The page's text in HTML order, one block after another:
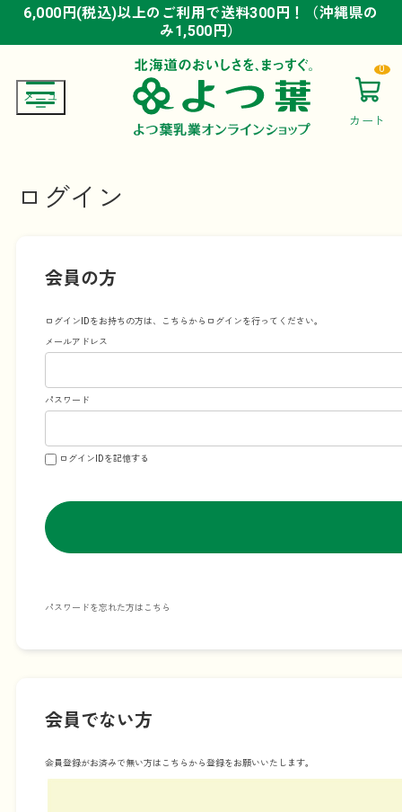
6,000円(税込)以上のご利用で送料300円！（沖縄県の
み1,500円）
6,000円(税込)以上のご利用で送料300円！（沖縄県の
み1,500円）
6,000円(税込)以上のご利用で送料300円！（沖縄県の
み1,500円）
カート
0
ログイン
会員の方
ログインIDをお持ちの方は、こちらからログインを行ってください。
メールアドレス
パスワード
ログインIDを記憶する
パスワードを忘れた方はこちら
会員でない方
会員登録がお済みで無い方はこちらから登録をお願いいたします。